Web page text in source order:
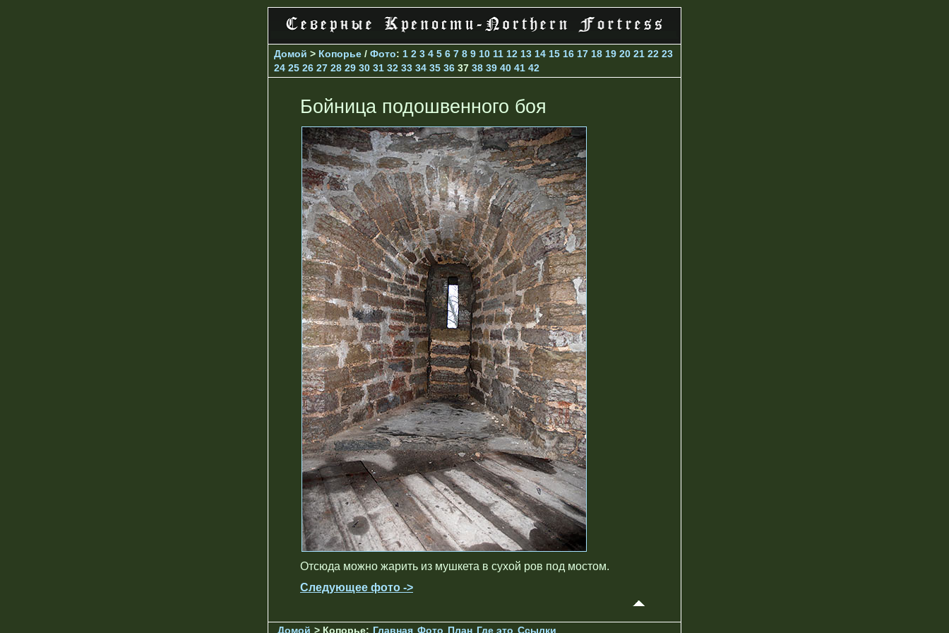
Домой > Копорье / Фото: 1 2 3 4 5 6 7 8 9 10 11 12 13 14 15 16 17 18 19 20 21 22 23
24 25 26 27 28 29 30 31 32 33 34 35 36 37 38 39 40 41 42
Бойница подошвенного боя
Отсюда можно жарить из мушкета в сухой ров под мостом.
Следующее фото ->
Домой > Копорье: Главная Фото План Где это Ссылки